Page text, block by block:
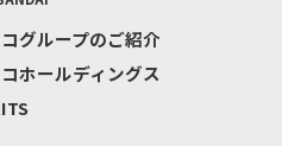
グループのご紹介
ホールディングス